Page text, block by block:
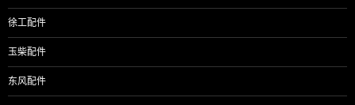
徐工配件
玉柴配件
东风配件